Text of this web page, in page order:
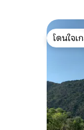
โดนใจเ
โดนใจเ